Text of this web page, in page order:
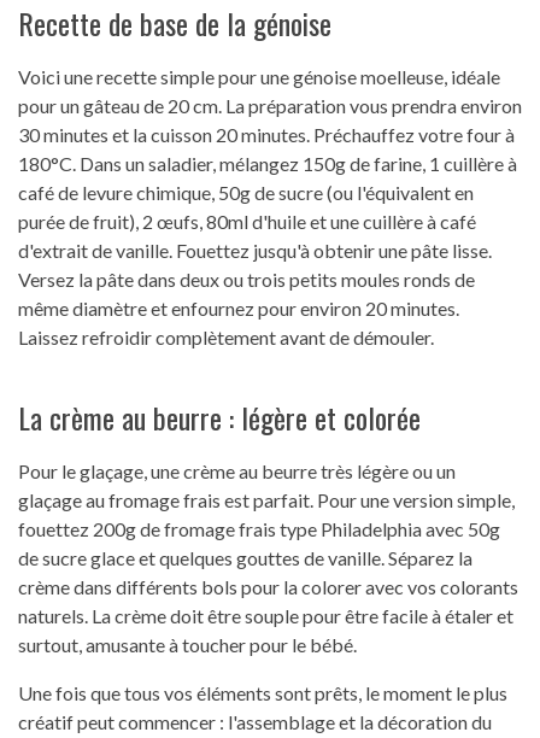
Recette de base de la génoise
Voici une recette simple pour une génoise moelleuse, idéale
pour un gâteau de 20 cm. La préparation vous prendra environ
30 minutes et la cuisson 20 minutes. Préchauffez votre four à
180°C. Dans un saladier, mélangez 150g de farine, 1 cuillère à
café de levure chimique, 50g de sucre (ou l'équivalent en
purée de fruit), 2 œufs, 80ml d'huile et une cuillère à café
d'extrait de vanille. Fouettez jusqu'à obtenir une pâte lisse.
Versez la pâte dans deux ou trois petits moules ronds de
même diamètre et enfournez pour environ 20 minutes.
Laissez refroidir complètement avant de démouler.
La crème au beurre : légère et colorée
Pour le glaçage, une crème au beurre très légère ou un
glaçage au fromage frais est parfait. Pour une version simple,
fouettez 200g de fromage frais type Philadelphia avec 50g
de sucre glace et quelques gouttes de vanille. Séparez la
crème dans différents bols pour la colorer avec vos colorants
naturels. La crème doit être souple pour être facile à étaler et
surtout, amusante à toucher pour le bébé.
Une fois que tous vos éléments sont prêts, le moment le plus
créatif peut commencer : l'assemblage et la décoration du